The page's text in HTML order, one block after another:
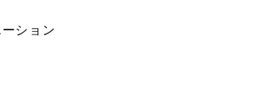
ション